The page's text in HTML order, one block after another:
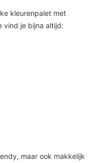
kleurenpalet met
vind je bijna altijd:
maar ook makkelijk